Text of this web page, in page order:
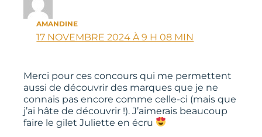
AMANDINE
17 NOVEMBRE 2024 À 9 H 08 MIN
Merci pour ces concours qui me permettent
aussi de découvrir des marques que je ne
connais pas encore comme celle-ci (mais que
j’ai hâte de découvrir !). J’aimerais beaucoup
faire le gilet Juliette en écru